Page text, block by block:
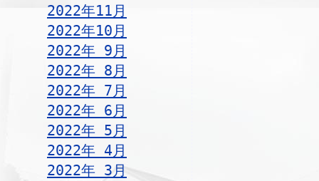
2022年11月
2022年10月
2022年 9月
2022年 8月
2022年 7月
2022年 6月
2022年 5月
2022年 4月
2022年 3月